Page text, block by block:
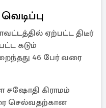
ஏற்பட்ட திடீர்
கடும்
46 பேர் வரை
சஷோதி கிராமம்
செல்வதற்கான